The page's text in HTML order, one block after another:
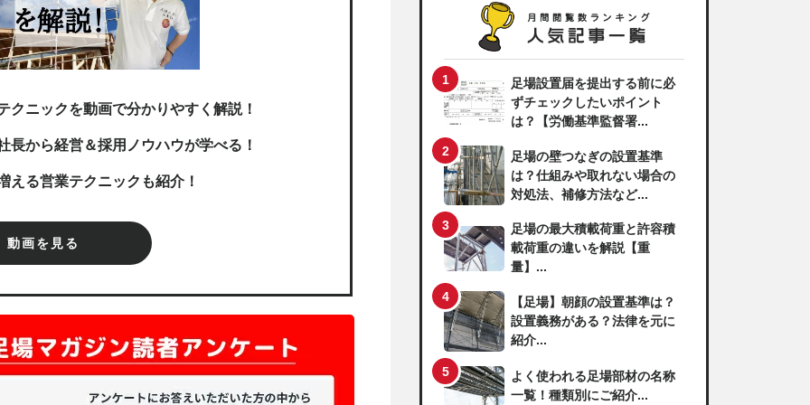
クニックを動画で分かりやすく解説！
長から経営＆採用ノウハウが学べる！
える営業テクニックも紹介！
動画を見る
足場設置届を提出する前に必
ずチェックしたいポイント
は？【労働基準監督署...
足場の壁つなぎの設置基準
は？仕組みや取れない場合の
対処法、補修方法など...
足場の最大積載荷重と許容積
載荷重の違いを解説【重
量】...
【足場】朝顔の設置基準は？
設置義務がある？法律を元に
紹介...
よく使われる足場部材の名称
一覧！種類別にご紹介...